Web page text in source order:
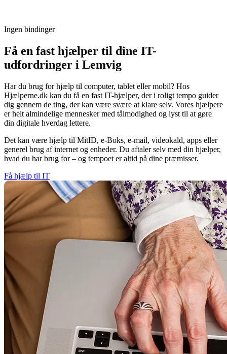
Ingen bindinger
Få en fast hjælper til dine IT-
udfordringer i Lemvig
Har du brug for hjælp til computer, tablet eller mobil? Hos
Hjælperne.dk kan du få en fast IT-hjælper, der i roligt tempo guider
dig gennem de ting, der kan være svære at klare selv. Vores hjælpere
er helt almindelige mennesker med tålmodighed og lyst til at gøre
din digitale hverdag lettere.
Det kan være hjælp til MitID, e-Boks, e-mail, videokald, apps eller
generel brug af internet og enheder. Du aftaler selv med din hjælper,
hvad du har brug for – og tempoet er altid på dine præmisser.
Få hjælp til IT